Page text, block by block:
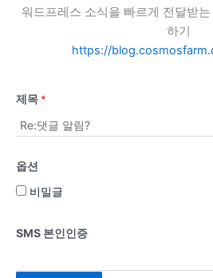
워드프레스 소식을 빠르게 전달받
하기
https://
제목 *
옵션
비밀글
SMS 본인인증